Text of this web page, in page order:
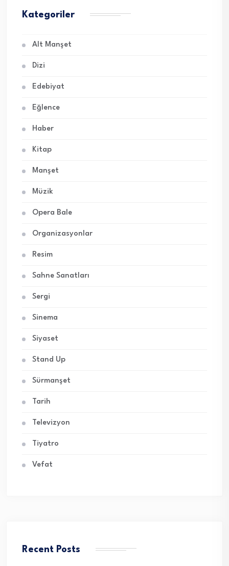
Kategoriler
Alt Manşet
Dizi
Edebiyat
Eğlence
Haber
Kitap
Manşet
Müzik
Opera Bale
Organizasyonlar
Resim
Sahne Sanatları
Sergi
Sinema
Siyaset
Stand Up
Sürmanşet
Tarih
Televizyon
Tiyatro
Vefat
Recent Posts